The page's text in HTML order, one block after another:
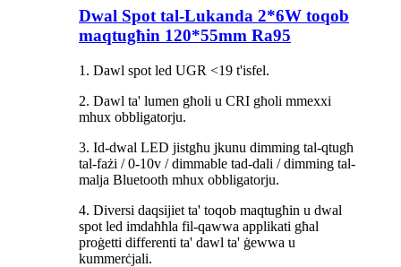
Dwal Spot tal-Lukanda 2*6W toqob
maqtugħin 120*55mm Ra95
1. Dawl spot led UGR <19 t'isfel.
2. Dawl ta' lumen għoli u CRI għoli mmexxi
mhux obbligatorju.
3. Id-dwal LED jistgħu jkunu dimming tal-qtugħ
tal-fażi / 0-10v / dimmable tad-dali / dimming tal-
malja Bluetooth mhux obbligatorju.
4. Diversi daqsijiet ta' toqob maqtugħin u dwal
spot led imdaħħla fil-qawwa applikati għal
proġetti differenti ta' dawl ta' ġewwa u
kummerċjali.